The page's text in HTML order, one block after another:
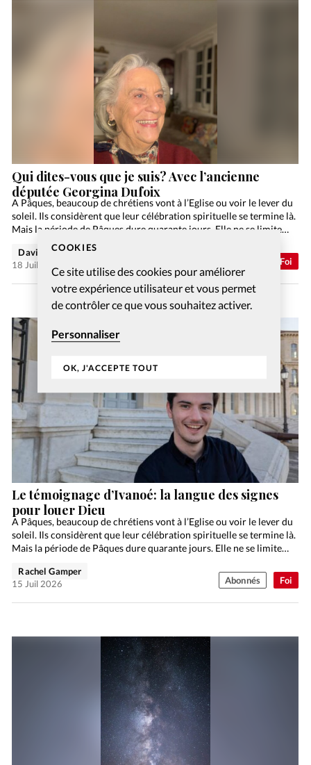
COOKIES
Ce site utilise des cookies pour améliorer
votre expérience utilisateur et vous permet
de contrôler ce que vous souhaitez activer.
Personnaliser
OK, J'ACCEPTE TOUT
Foi
Qui dites-vous que je suis? Avec l’ancienne
députée Georgina Dufoix
A Pâques, beaucoup de chrétiens vont à l’Eglise ou voir le lever du
soleil. Ils considèrent que leur célébration spirituelle se termine là.
Mais la période de Pâques dure quarante jours. Elle ne se limite…
David Métreau
18 Juil 2026
Foi
Le témoignage d’Ivanoé: la langue des signes
pour louer Dieu
A Pâques, beaucoup de chrétiens vont à l’Eglise ou voir le lever du
soleil. Ils considèrent que leur célébration spirituelle se termine là.
Mais la période de Pâques dure quarante jours. Elle ne se limite…
Rachel Gamper
15 Juil 2026
Abonnés